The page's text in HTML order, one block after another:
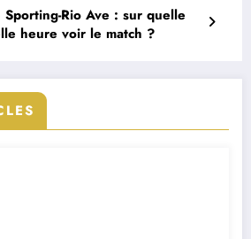
Rio Ave : sur quelle
heure voir le match ?